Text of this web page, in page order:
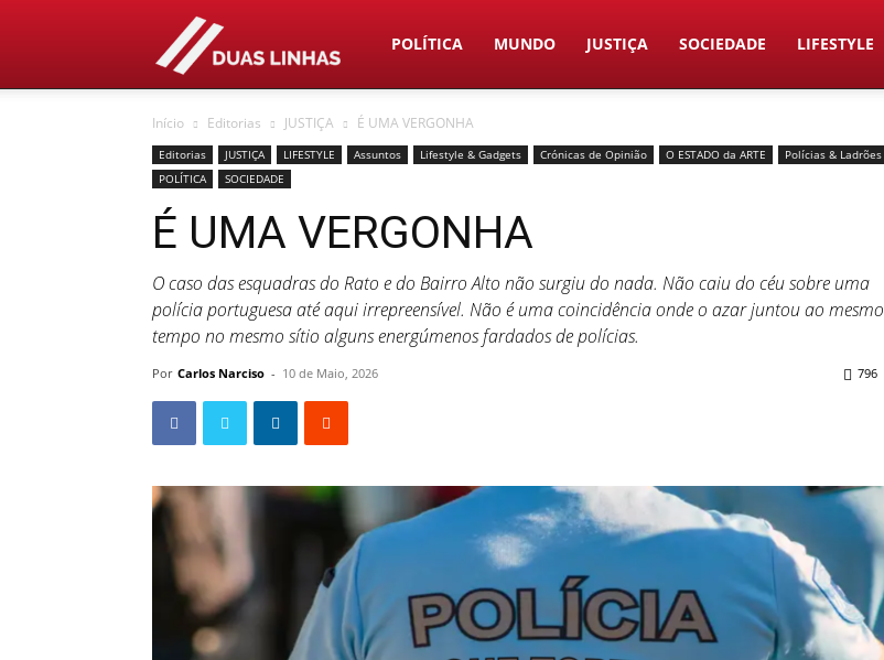
Duas
Linhas
POLÍTICA MUNDO JUSTIÇA SOCIEDADE LIFESTYLE
Início Editorias JUSTIÇA É UMA VERGONHA
Editorias JUSTIÇA LIFESTYLE Assuntos Lifestyle & Gadgets Crónicas de Opinião O ESTADO da ARTE
Polícias & Ladrões
POLÍTICA
SOCIEDADE
É UMA VERGONHA
O caso das esquadras do Rato e do Bairro Alto não surgiu do nada. Não caiu do céu sobre uma
polícia portuguesa até aqui irrepreensível. Não é uma coincidência onde o azar juntou ao mesmo
tempo no mesmo sítio alguns energúmenos fardados de polícias.
Por Carlos Narciso - 10 de Maio, 2026 796